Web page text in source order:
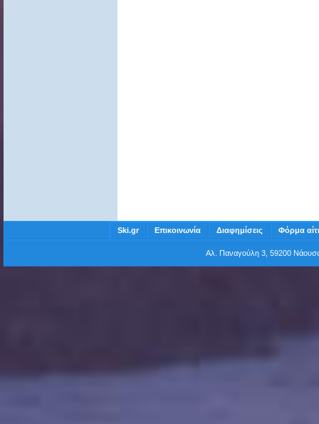
Ski.gr Επικοινωνία Διαφημίσεις Φόρμα
Αλ. Παναγούλη 3, 59200